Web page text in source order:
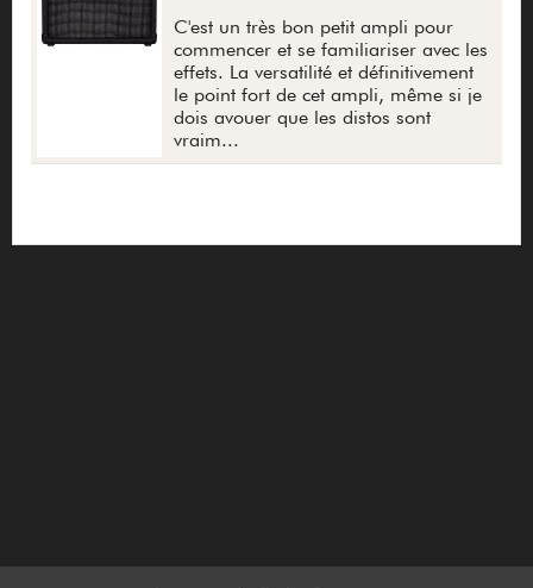
C'est un très bon petit ampli pour
commencer et se familiariser avec les
effets. La versatilité et définitivement
le point fort de cet ampli, même si je
dois avouer que les distos sont
vraim...